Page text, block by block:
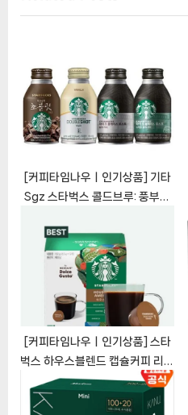
P
t
:
o
:
[커피타임나우ㅣ인기상품] 기타
Sgz 스타벅스 콜드브루: 풍부한
[CoffeeTimeNOWㅣ추천상
품]
[커피타임나우ㅣ인기상품] 스타
벅스 하우스블렌드 캡슐커피 리뷰
[CoffeeTimeNOWㅣ추천상